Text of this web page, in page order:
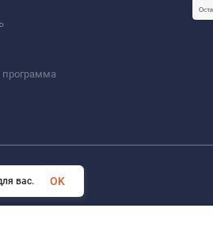
программа
вас. OK